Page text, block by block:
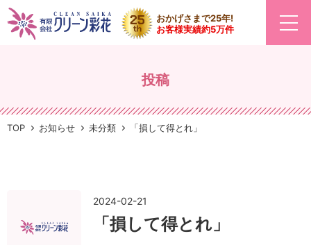
おかげさまで25年!
お客様実績約5万件
投稿
TOP お知らせ 未分類 「損して得とれ」
2024-02-21
「損して得とれ」